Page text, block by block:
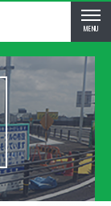
MENU